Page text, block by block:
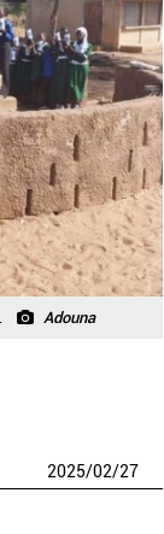
Adouna
2025/02/27